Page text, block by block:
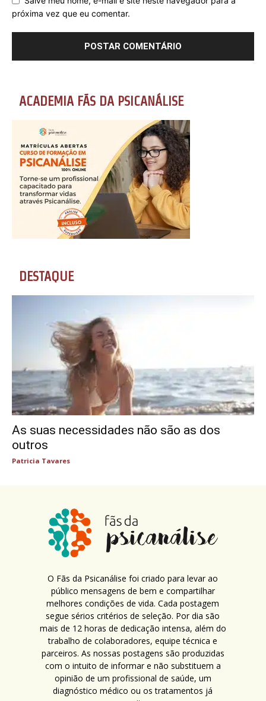
próxima vez que eu comentar.
ACADEMIA FÃS DA PSICANÁLISE
DESTAQUE
As suas necessidades não são as dos
outros
Patricia Tavares
O Fãs da Psicanálise foi criado para levar ao
público mensagens de bem e compartilhar
melhores condições de vida. Cada postagem
segue sérios critérios de seleção. Por dia são
mais de 12 horas de dedicação intensa, além do
trabalho de colaboradores, equipe técnica e
parceiros. As nossas postagens são produzidas
com o intuito de informar e não substituem a
opinião de um profissional de saúde, um
diagnóstico médico ou os tratamentos já